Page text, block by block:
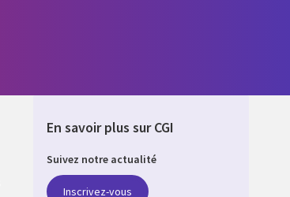
En savoir plus sur CGI
Suivez notre actualité
Inscrivez-vous